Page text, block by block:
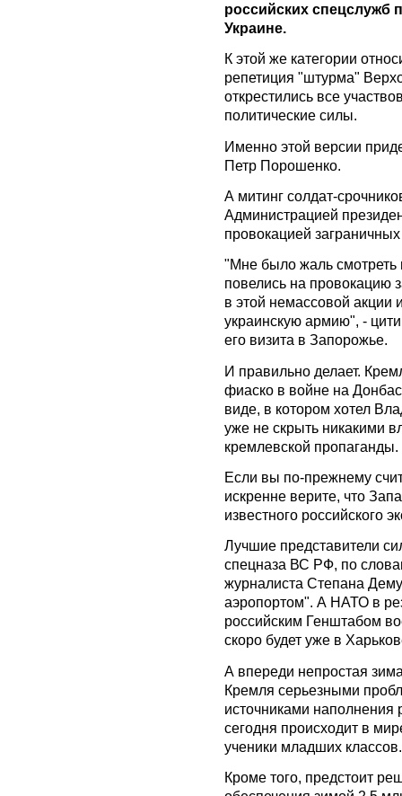
российских спецслужб
Украине.
К этой же категории
репетиция "штурма"
открестились все
политические силы.
Именно этой версии
Петр Порошенко.
А митинг солдат-
Администрацией
провокацией
"Мне было жаль
повелись на провокацию
в этой немассовой акции
украинскую армию", -
его визита в Запорожье.
И правильно делает.
фиаско в войне на
виде, в котором хотел
уже не скрыть никакими
кремлевской пропаганды.
Если вы по-прежнему
искренне верите, что
известного российского
Лучшие представители
спецназа ВС РФ, по
журналиста Степана
аэропортом". А НАТО в
российским Генштабом
скоро будет уже в
А впереди непростая
Кремля серьезными
источниками наполнения
сегодня происходит в
ученики младших классов.
Кроме того, предстоит